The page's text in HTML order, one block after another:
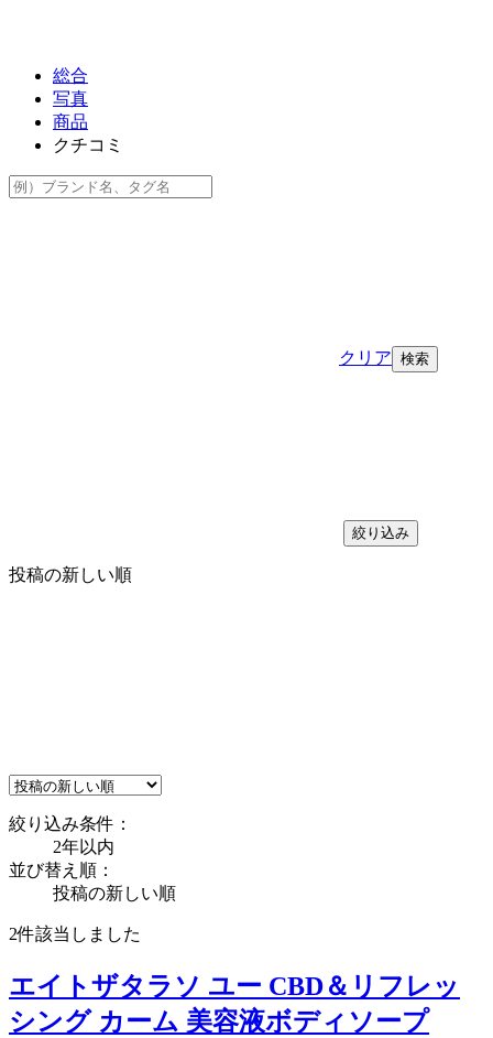
総合
写真
商品
クチコミ
クリア
絞り込み
投稿の新しい順
絞り込み条件：
2年以内
並び替え順：
投稿の新しい順
2件該当しました
エイトザタラソ ユー CBD＆リフレッ
シング カーム 美容液ボディソープ